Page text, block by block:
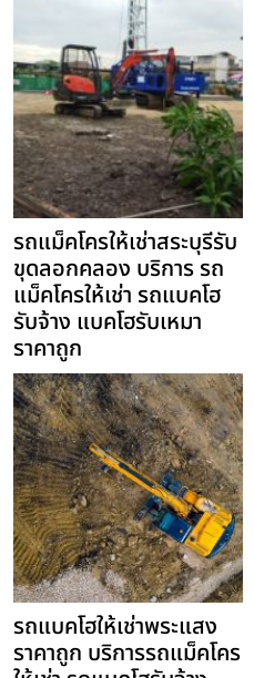
รถแม็คโครให้เช่าสระบุรีรับ
ขุดลอกคลอง บริการ รถ
แม็คโครให้เช่า รถแบคโฮ
รับจ้าง แบคโฮรับเหมา
ราคาถูก
รถแบคโฮให้เช่าพระแสง
ราคาถูก บริการรถแม็คโคร